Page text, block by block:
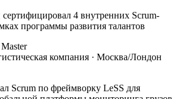
4 внутренних Scrum-
программы развития талантов
компания · Москва/Лондон
Scrum по фреймворку LeSS для